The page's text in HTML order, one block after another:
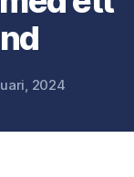
2024